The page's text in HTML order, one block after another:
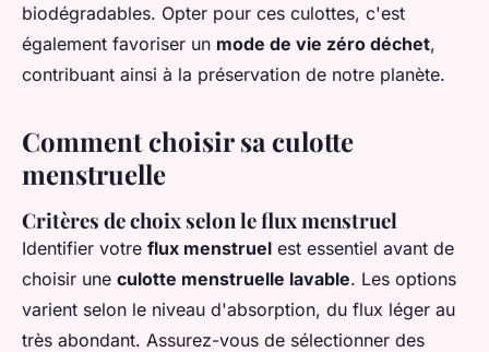
biodégradables. Opter pour ces culottes, c'est
également favoriser un mode de vie zéro déchet,
contribuant ainsi à la préservation de notre planète.
Comment choisir sa culotte
menstruelle
Critères de choix selon le flux menstruel
Identifier votre flux menstruel est essentiel avant de
choisir une culotte menstruelle lavable. Les options
varient selon le niveau d'absorption, du flux léger au
très abondant. Assurez-vous de sélectionner des